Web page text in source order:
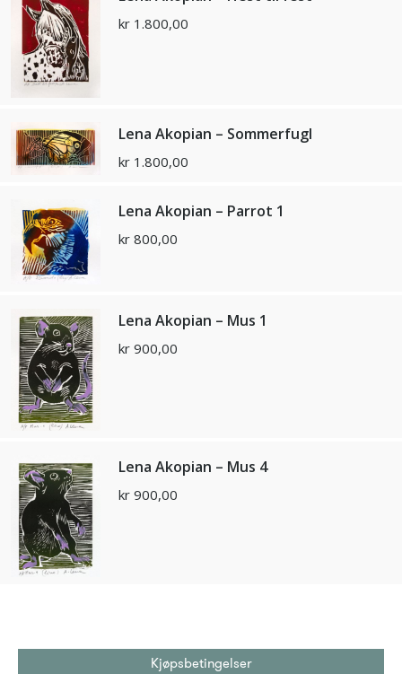
kr 1.800,00
Lena Akopian – Sommerfugl
kr 1.800,00
Lena Akopian – Parrot 1
kr 800,00
Lena Akopian – Mus 1
kr 900,00
Lena Akopian – Mus 4
kr 900,00
Kjøpsbetingelser